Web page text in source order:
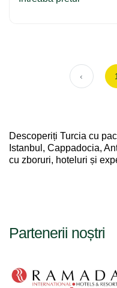
‹ 1
Descoperiți Turcia cu
Istanbul, Cappadocia,
cu zboruri, hoteluri și
Partenerii noștri